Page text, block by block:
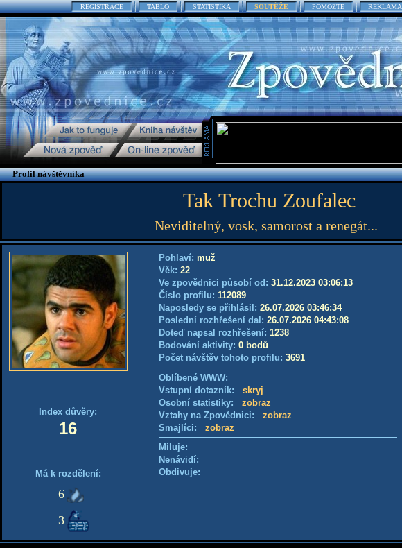
REGISTRACE TABLO STATISTIKA SOUTĚŽE POMOZTE REKLAMA
Profil návštěvníka
Tak Trochu Zoufalec
Neviditelný, vosk, samorost a renegát...
Index důvěry:
16
Má k rozdělení:
6
3
Pohlaví: muž
Věk: 22
Ve zpovědnici působí od: 31.12.2023 03:06:13
Číslo profilu: 112089
Naposledy se přihlásil: 26.07.2026 03:46:34
Poslední rozhřešení dal: 26.07.2026 04:43:08
Doteď napsal rozhřešení: 1238
Bodování aktivity: 0 bodů
Počet návštěv tohoto profilu: 3691
Oblíbené WWW:
Vstupní dotazník: skryj
Osobní statistiky: zobraz
Vztahy na Zpovědnici: zobraz
Smajlíci: zobraz
Miluje:
Nenávidí:
Obdivuje: